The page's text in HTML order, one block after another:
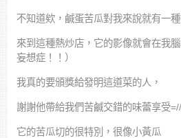
不知道欸，鹹蛋苦瓜對我來說就有一
來到這種熱炒店，它的影像就會在我
妄想症！！）
我真的要頒獎給發明這道菜的人，
謝謝他帶給我們苦鹹交錯的味蕾享受
它的苦瓜切的很特別，很像小黃瓜